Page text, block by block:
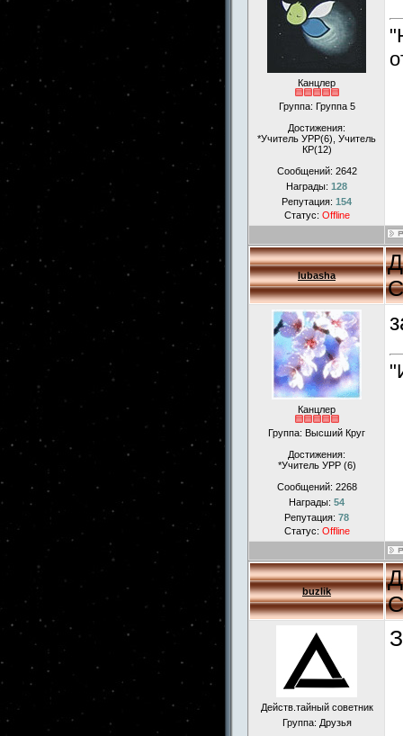
Канцлер
Группа: Группа 5
Достижения:
*Учитель УРР(6), Учитель
КР(12)
Сообщений: 2642
Награды: 128
Репутация: 154
Статус: Offline
lubasha
Канцлер
Группа: Высший Круг
Достижения:
*Учитель УРР (6)
Сообщений: 2268
Награды: 54
Репутация: 78
Статус: Offline
buzlik
Действ.тайный советник
Группа: Друзья